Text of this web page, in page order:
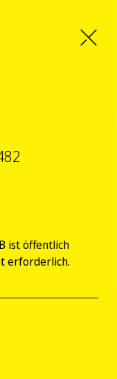
ist öffentlich
erforderlich.